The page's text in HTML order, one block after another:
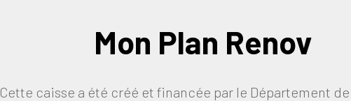
Mon Plan Renov
Cette caisse a été créé et financée par le Département